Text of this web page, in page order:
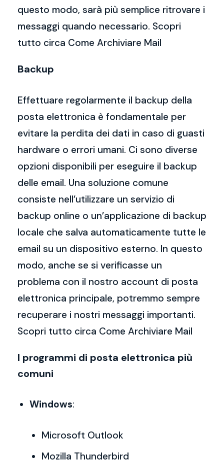
questo modo, sarà più semplice ritrovare i
messaggi quando necessario. Scopri
tutto circa Come Archiviare Mail
Backup
Effettuare regolarmente il backup della
posta elettronica è fondamentale per
evitare la perdita dei dati in caso di guasti
hardware o errori umani. Ci sono diverse
opzioni disponibili per eseguire il backup
delle email. Una soluzione comune
consiste nell’utilizzare un servizio di
backup online o un’applicazione di backup
locale che salva automaticamente tutte le
email su un dispositivo esterno. In questo
modo, anche se si verificasse un
problema con il nostro account di posta
elettronica principale, potremmo sempre
recuperare i nostri messaggi importanti.
Scopri tutto circa Come Archiviare Mail
I programmi di posta elettronica più
comuni
Windows:
Microsoft Outlook
Mozilla Thunderbird